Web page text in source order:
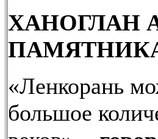
ХАНОГЛАН
«Ленкорань
большое